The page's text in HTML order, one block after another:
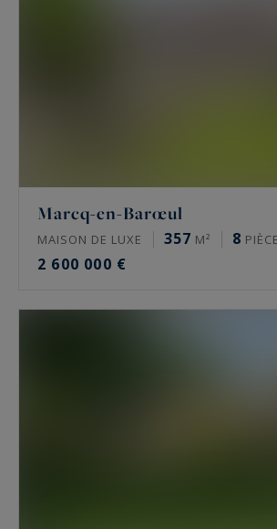
Marcq-en-Barœul
MAISON DE LUXE 357 M² 8
2 600 000 €